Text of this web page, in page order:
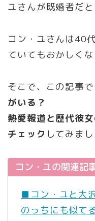
ユさんが既婚者だ
コン・ユさんは40
ていてもおかしくな
そこで、この記事
がいる？
熱愛報道と歴代彼
チェック してみまし
コン・ユの関連記
■コン・ユと大
のっちにも似て